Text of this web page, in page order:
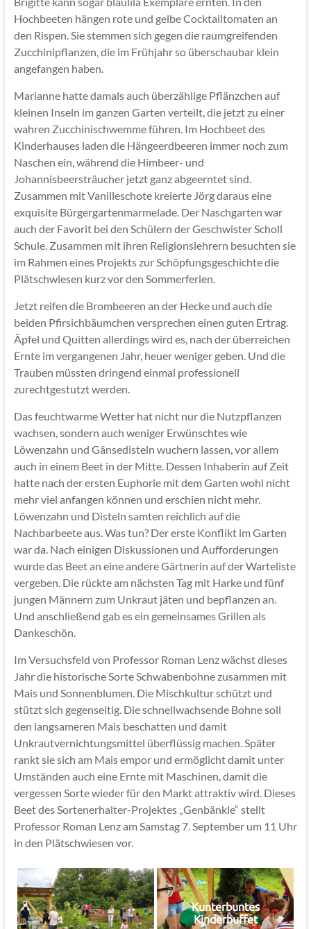
Hochbeeten hängen rote und gelbe Cocktailtomaten an
den Rispen. Sie stemmen sich gegen die raumgreifenden
Zucchinipflanzen, die im Frühjahr so überschaubar klein
angefangen haben.
Marianne hatte damals auch überzählige Pflänzchen auf
kleinen Inseln im ganzen Garten verteilt, die jetzt zu einer
wahren Zucchinischwemme führen. Im Hochbeet des
Kinderhauses laden die Hängeerdbeeren immer noch zum
Naschen ein, während die Himbeer- und
Johannisbeersträucher jetzt ganz abgeerntet sind.
Zusammen mit Vanilleschote kreierte Jörg daraus eine
exquisite Bürgergartenmarmelade. Der Naschgarten war
auch der Favorit bei den Schülern der Geschwister Scholl
Schule. Zusammen mit ihren Religionslehrern besuchten sie
im Rahmen eines Projekts zur Schöpfungsgeschichte die
Plätschwiesen kurz vor den Sommerferien.
Jetzt reifen die Brombeeren an der Hecke und auch die
beiden Pfirsichbäumchen versprechen einen guten Ertrag.
Äpfel und Quitten allerdings wird es, nach der überreichen
Ernte im vergangenen Jahr, heuer weniger geben. Und die
Trauben müssten dringend einmal professionell
zurechtgestutzt werden.
Das feuchtwarme Wetter hat nicht nur die Nutzpflanzen
wachsen, sondern auch weniger Erwünschtes wie
Löwenzahn und Gänsedisteln wuchern lassen, vor allem
auch in einem Beet in der Mitte. Dessen Inhaberin auf Zeit
hatte nach der ersten Euphorie mit dem Garten wohl nicht
mehr viel anfangen können und erschien nicht mehr.
Löwenzahn und Disteln samten reichlich auf die
Nachbarbeete aus. Was tun? Der erste Konflikt im Garten
war da. Nach einigen Diskussionen und Aufforderungen
wurde das Beet an eine andere Gärtnerin auf der Warteliste
vergeben. Die rückte am nächsten Tag mit Harke und fünf
jungen Männern zum Unkraut jäten und bepflanzen an.
Und anschließend gab es ein gemeinsames Grillen als
Dankeschön.
Im Versuchsfeld von Professor Roman Lenz wächst dieses
Jahr die historische Sorte Schwabenbohne zusammen mit
Mais und Sonnenblumen. Die Mischkultur schützt und
stützt sich gegenseitig. Die schnellwachsende Bohne soll
den langsameren Mais beschatten und damit
Unkrautvernichtungsmittel überflüssig machen. Später
rankt sie sich am Mais empor und ermöglicht damit unter
Umständen auch eine Ernte mit Maschinen, damit die
vergessen Sorte wieder für den Markt attraktiv wird. Dieses
Beet des Sortenerhalter-Projektes „Genbänkle“ stellt
Professor Roman Lenz am Samstag 7. September um 11 Uhr
in den Plätschwiesen vor.
Kunterbuntes
Kinderbuffet